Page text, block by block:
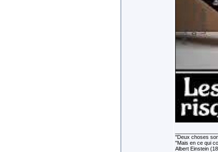
''Deux choses
"Mais en ce qui
Albert Einstein